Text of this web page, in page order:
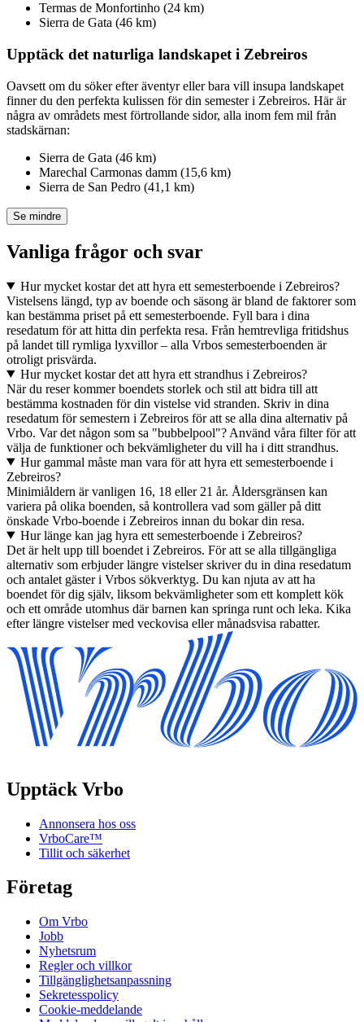
Termas de Monfortinho (24 km)
Sierra de Gata (46 km)
Upptäck det naturliga landskapet i Zebreiros
Oavsett om du söker efter äventyr eller bara vill insupa landskapet
finner du den perfekta kulissen för din semester i Zebreiros. Här är
några av områdets mest förtrollande sidor, alla inom fem mil från
stadskärnan:
Sierra de Gata (46 km)
Marechal Carmonas damm (15,6 km)
Sierra de San Pedro (41,1 km)
Se mindre
Vanliga frågor och svar
Hur mycket kostar det att hyra ett semesterboende i Zebreiros?
Vistelsens längd, typ av boende och säsong är bland de faktorer som
kan bestämma priset på ett semesterboende. Fyll bara i dina
resedatum för att hitta din perfekta resa. Från hemtrevliga fritidshus
på landet till rymliga lyxvillor – alla Vrbos semesterboenden är
otroligt prisvärda.
Hur mycket kostar det att hyra ett strandhus i Zebreiros?
När du reser kommer boendets storlek och stil att bidra till att
bestämma kostnaden för din vistelse vid stranden. Skriv in dina
resedatum för semestern i Zebreiros för att se alla dina alternativ på
Vrbo. Var det någon som sa "bubbelpool"? Använd våra filter för att
välja de funktioner och bekvämligheter du vill ha i ditt strandhus.
Hur gammal måste man vara för att hyra ett semesterboende i
Zebreiros?
Minimiåldern är vanligen 16, 18 eller 21 år. Åldersgränsen kan
variera på olika boenden, så kontrollera vad som gäller på ditt
önskade Vrbo-boende i Zebreiros innan du bokar din resa.
Hur länge kan jag hyra ett semesterboende i Zebreiros?
Det är helt upp till boendet i Zebreiros. För att se alla tillgängliga
alternativ som erbjuder längre vistelser skriver du in dina resedatum
och antalet gäster i Vrbos sökverktyg. Du kan njuta av att ha
boendet för dig själv, liksom bekvämligheter som ett komplett kök
och ett område utomhus där barnen kan springa runt och leka. Kika
efter längre vistelser med veckovisa eller månadsvisa rabatter.
Upptäck Vrbo
Annonsera hos oss
VrboCare™
Tillit och säkerhet
Företag
Om Vrbo
Jobb
Nyhetsrum
Regler och villkor
Tillgänglighetsanpassning
Sekretesspolicy
Cookie-meddelande